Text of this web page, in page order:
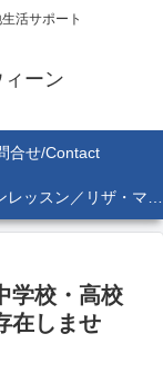
活サポート
ーン
合せ/Contact
ヴァイオリンレッスン／リザ・マリア Lisa-Maria SEKINE
学校・高校
在しませ